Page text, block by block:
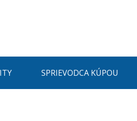
SPRIEVODCA KÚPOU